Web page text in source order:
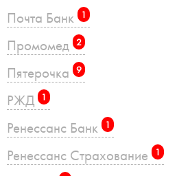
Почта Банк 1
Промомед 2
Пятерочка 9
РЖД 1
Ренессанс Банк 1
Ренессанс Страхование 1